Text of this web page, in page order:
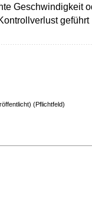
Geschwindigkeit
(Pflichtfeld)